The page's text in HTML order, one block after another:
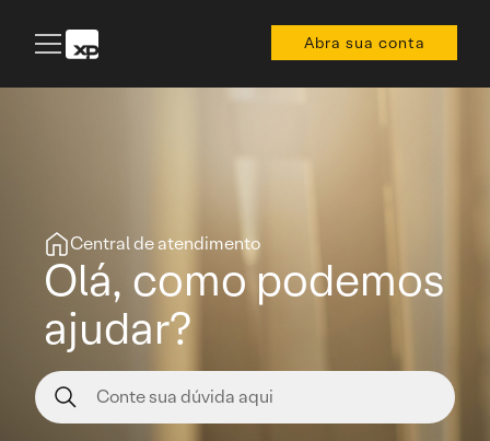
Abra sua conta
Central de atendimento
Olá, como podemos
ajudar?